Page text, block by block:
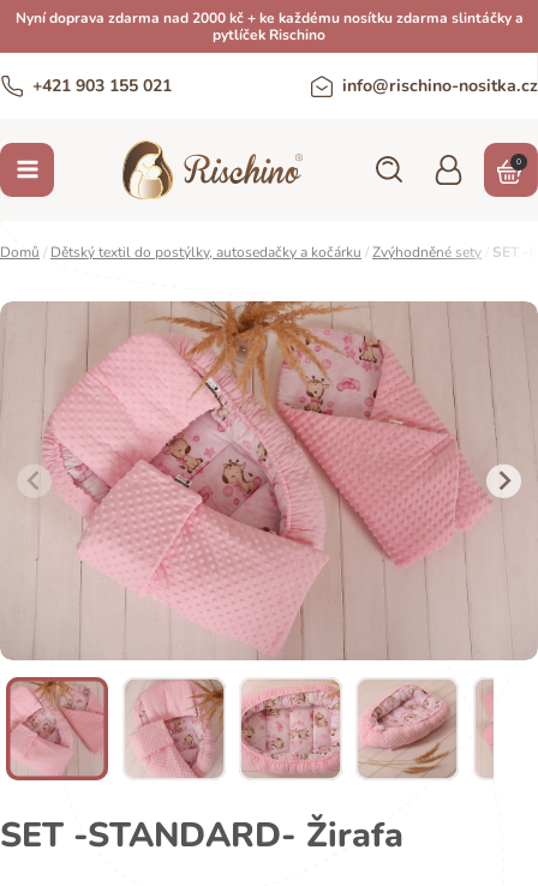
Nyní doprava zdarma nad 2000 kč + ke každému nosítku zdarma slintáčky a
pytlíček Rischino
+421 903 155 021 info@rischino-nositka.cz
0
Domů / Dětský textil do postýlky, autosedačky a kočárku /Zvýhodněné sety SET -
SET -STANDARD- Žirafa